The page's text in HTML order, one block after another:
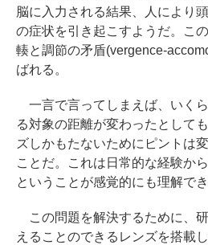
脳に入力される結果、人により
の症状を引き起こすようだ。こ
輳と調節の矛盾(vergence-
ばれる。
一言で言ってしまえば、いく
る対象の距離が変わったとして
ズしかもたないためにピントは
ことだ。これは日常的な経験か
ということが感覚的にも理解でき
この問題を解決するために、
えることのできるレンズを搭載